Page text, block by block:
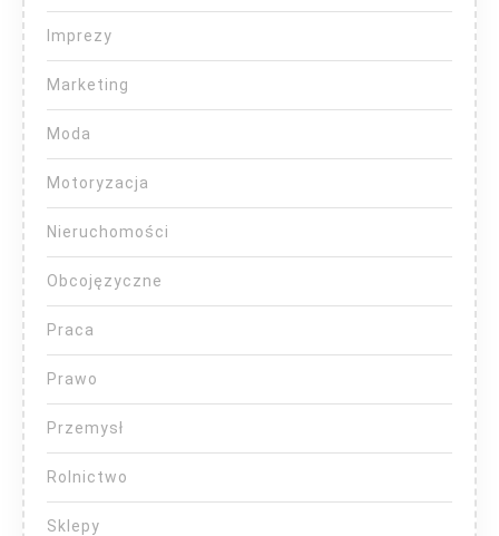
Imprezy
Marketing
Moda
Motoryzacja
Nieruchomości
Obcojęzyczne
Praca
Prawo
Przemysł
Rolnictwo
Sklepy